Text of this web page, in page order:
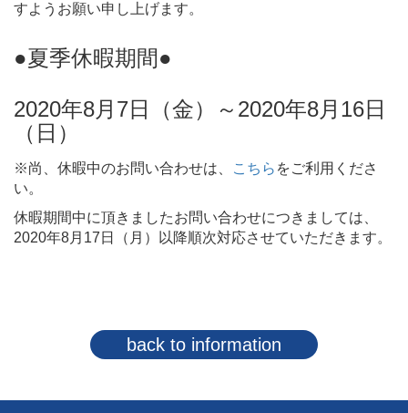
すようお願い申し上げます。
●夏季休暇期間●
2020年8月7日（金）～2020年8月16日
（日）
※尚、休暇中のお問い合わせは、 こちら をご利用くださ
い。
休暇期間中に頂きましたお問い合わせにつきましては、
2020年8月17日（月）以降順次対応させていただきます。
back to information